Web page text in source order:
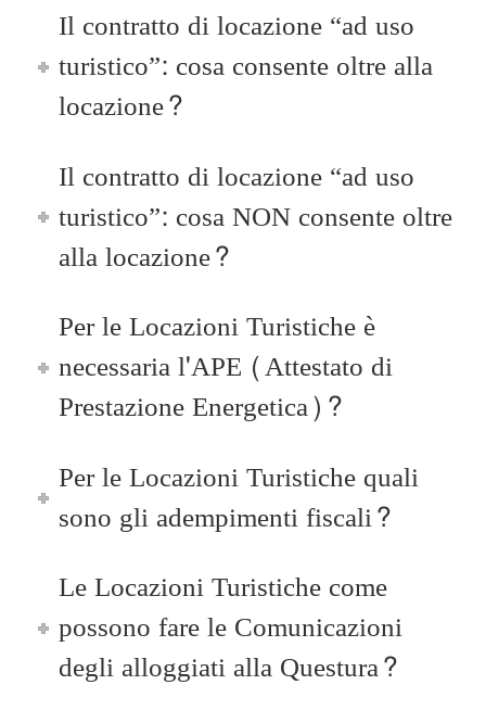
Il contratto di locazione “ad uso
turistico”: cosa consente oltre alla
locazione?
Il contratto di locazione “ad uso
turistico”: cosa NON consente oltre
alla locazione?
Per le Locazioni Turistiche è
necessaria l'APE (Attestato di
Prestazione Energetica)?
Per le Locazioni Turistiche quali
sono gli adempimenti fiscali?
Le Locazioni Turistiche come
possono fare le Comunicazioni
degli alloggiati alla Questura?